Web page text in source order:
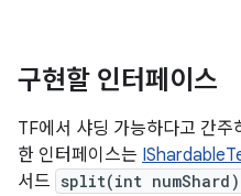
구현할 인터페이스
TF에서 샤딩 가능하다고 간
한 인터페이스는
서드 split(int numShard)